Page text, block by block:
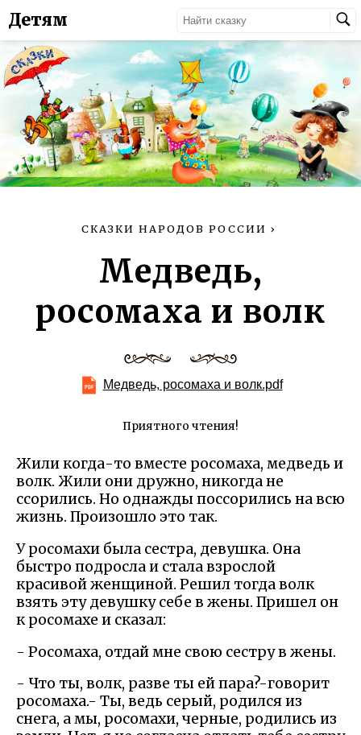
Детям
СКАЗКИ НАРОДОВ РОССИИ ›
Медведь,
росомаха и волк
Медведь, росомаха и волк.pdf
Приятного чтения!
Жили когда-то вместе росомаха, медведь и
волк. Жили они дружно, никогда не
ссорились. Но однажды поссорились на всю
жизнь. Произошло это так.
У росомахи была сестра, девушка. Она
быстро подросла и стала взрослой
красивой женщиной. Решил тогда волк
взять эту девушку себе в жены. Пришел он
к росомахе и сказал:
- Росомаха, отдай мне свою сестру в жены.
- Что ты, волк, разве ты ей пара?-говорит
росомаха.- Ты, ведь серый, родился из
снега, а мы, росомахи, черные, родились из